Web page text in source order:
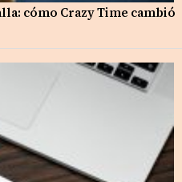
cómo Crazy Time cambió